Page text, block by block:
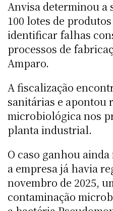
Anvisa determinou a
100 lotes de
identificar falhas
processos de
Amparo.
A fiscalização
sanitárias e apontou
microbiológica nos
planta industrial.
O caso ganhou
a empresa já havia
novembro de 2025,
contaminação